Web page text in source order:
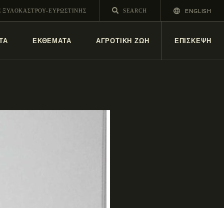
ΕΥΡΩΣΤΙΝΗΣ ENGLISH
ΕΚΘΕΜΑΤΑ ΑΓΡΟΤΙΚΗ ΖΩΗ ΕΠΙΣΚΕΨΗ